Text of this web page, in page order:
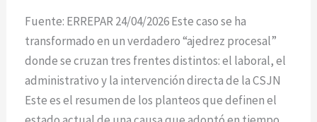
Fuente: ERREPAR 24/04/2026 Este caso se ha
transformado en un verdadero “ajedrez procesal”
donde se cruzan tres frentes distintos: el laboral, el
administrativo y la intervención directa de la CSJN
Este es el resumen de los planteos que definen el
de
la
Reforma
Laboral